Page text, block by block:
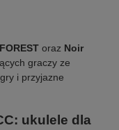
oraz Noir
graczy ze
i przyjazne
: ukulele dla